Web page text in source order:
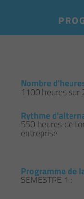
Nombre
1100 heures sur
Rythme
550 heures de
entreprise
Programme de
SEMESTRE 1 :